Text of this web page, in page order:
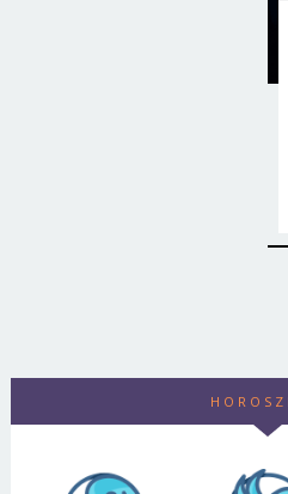
Borsonline
E-mail cím vagy